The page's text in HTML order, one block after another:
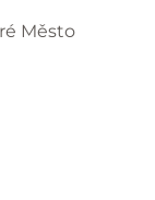
Město